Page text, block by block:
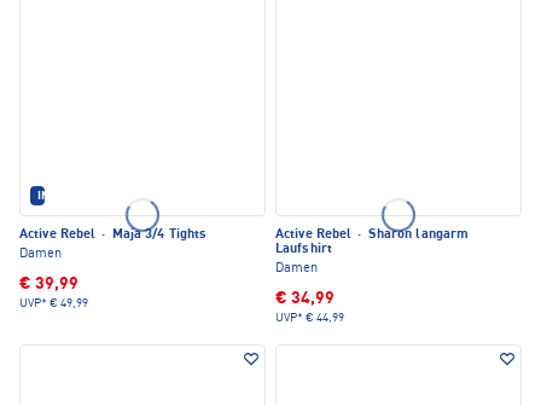
IM SET ERHÄLTLICH
Active Rebel ·
Maja 3/4 Tights
Damen
€ 39,99
UVP* € 49,99
Active Rebel · Sharon langarm
Laufshirt
Damen
€ 34,99
UVP* € 44,99